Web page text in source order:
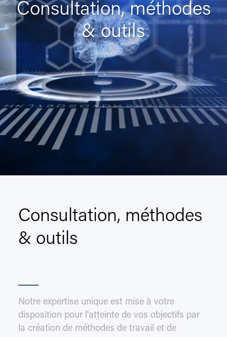
Consultation, méthodes
& outils
Consultation, méthodes
& outils
Notre expertise unique est mise à votre
disposition pour l'atteinte de vos objectifs par
la création de méthodes de travail et de